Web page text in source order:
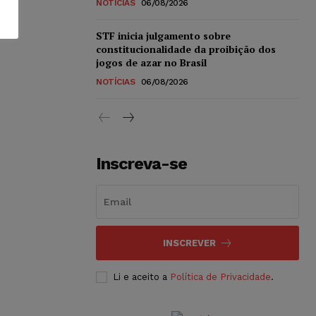
NOTÍCIAS 06/08/2026
STF inicia julgamento sobre
constitucionalidade da proibição dos
jogos de azar no Brasil
NOTÍCIAS 06/08/2026
Inscreva-se
INSCREVER
Li e aceito a Política de Privacidade.